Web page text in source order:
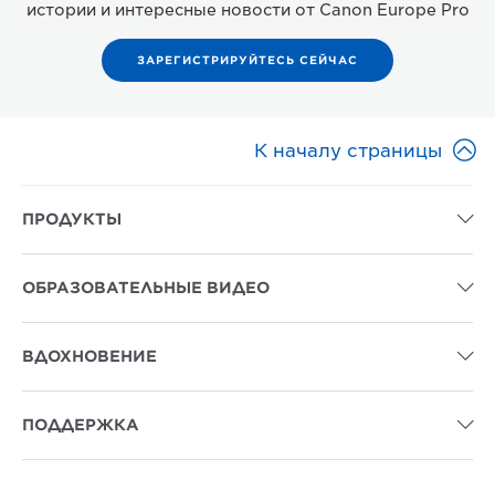
истории и интересные новости от Canon Europe Pro
ЗАРЕГИСТРИРУЙТЕСЬ СЕЙЧАС
К началу страницы 
ПРОДУКТЫ 
ОБРАЗОВАТЕЛЬНЫЕ ВИДЕО 
ВДОХНОВЕНИЕ 
ПОДДЕРЖКА 